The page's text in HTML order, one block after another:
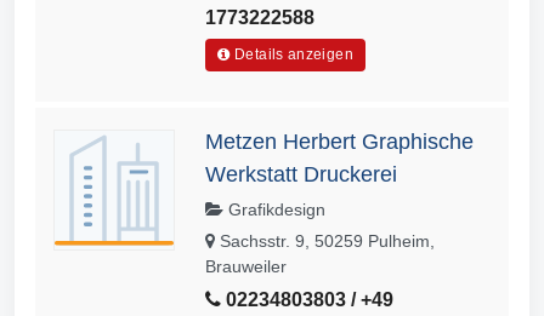
1773222588
Details anzeigen
Metzen Herbert Graphische
Werkstatt Druckerei
Grafikdesign
Sachsstr. 9, 50259 Pulheim,
Brauweiler
02234803803 / +49